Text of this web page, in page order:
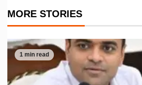
MORE STORIES
1 min read